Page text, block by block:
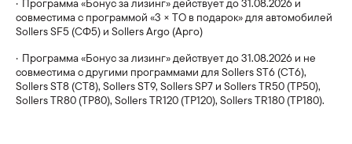
Узнать больше
Sollers SA9/СА9
Программа «Бонус за лизинг» действует до 31.08.2026 и
совместима с программой «3 × ТО в подарок» для автомобилей
Sollers SF5 (СФ5) и Sollers Argo (Арго)
Программа «Бонус за лизинг» действует до 31.08.2026 и не
совместима с другими программами для Sollers ST6 (СТ6),
Sollers ST8 (СТ8), Sollers ST9, Sollers SP7 и Sollers TR50 (ТР50),
Sollers TR80 (ТР80), Sollers TR120 (ТР120), Sollers TR180 (ТР180).